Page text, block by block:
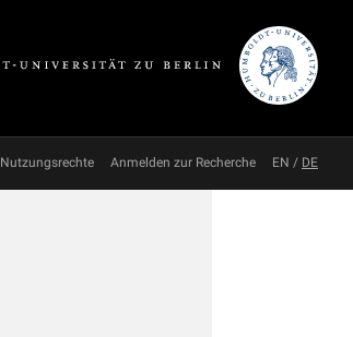
Nutzungsrechte Anmelden zur Recherche EN / DE